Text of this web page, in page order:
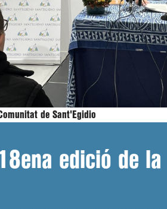
de Sant'Egidio
edició de